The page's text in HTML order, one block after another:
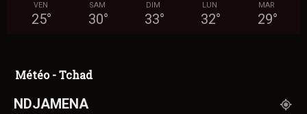
VEN
25°
SAM
30°
DIM
33°
LUN
32°
MAR
29°
Météo - Tchad
NDJAMENA